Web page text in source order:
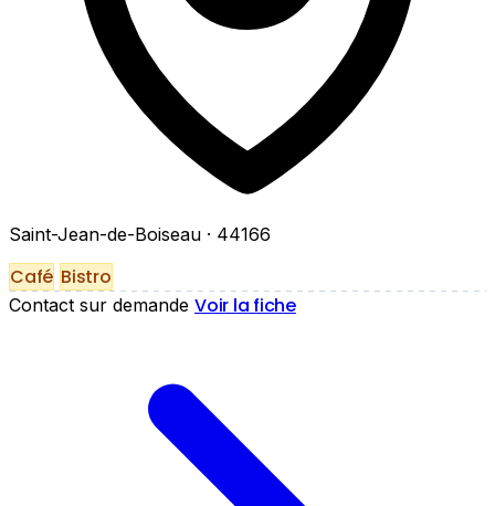
Saint-Jean-de-Boiseau · 44166
Café Bistro
Contact sur demande Voir la fiche